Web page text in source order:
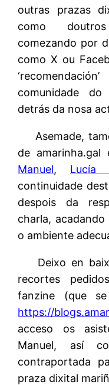
outras prazas
como
comezando por
como X ou
comunidade do
detrás da nosa
Asemade,
de amarinha.gal
Manuel, Lucía
continuidade
despois da
charla,
o ambiente
Deixo en
recortes
fanzine (que
https://
acceso os
Manuel, así
contraportada
praza dixital